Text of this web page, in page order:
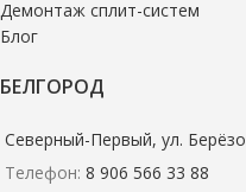
Демонтаж сплит-систем
Блог
БЕЛГОРОД
Северный-Первый, ул.
Телефон: 8 906 566 33 88